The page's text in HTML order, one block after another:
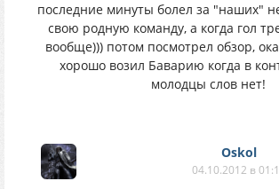
последние минуты болел за "наших"
свою родную команду, а когда гол
вообще))) потом посмотрел обзор,
хорошо возил Баварию когда в
молодцы слов нет!
Oskol
04.10.2012 в